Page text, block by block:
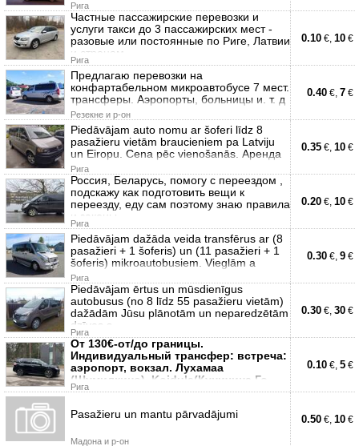
Рига
Частные пассажирские перевозки и
услуги такси до 3 пассажирских мест -
разовые или постоянные по Риге, Латвии
и странам
Рига
0.10 €, 10 €
Предлагаю перевозки на
конфартабельном микроавтобусе 7 мест.
трансферы. Аэропорты, больницы и. т. д
Резекне и р-он
0.40 €, 7 €
Piedāvājam auto nomu ar šoferi līdz 8
pasažieru vietām braucieniem pa Latviju
un Eiropu. Cena pēc vienošanās. Аренда
Рига
0.35 €, 10 €
Россия, Беларусь, помогу с переездом ,
подскажу как подготовить вещи к
переезду, еду сам поэтому знаю правила
и законы,
Рига
0.20 €, 10 €
Piedāvājam dažāda veida transfērus ar (8
pasažieri + 1 šoferis) un (11 pasažieri + 1
šoferis) mikroautobusiem. Vieglām a
Рига
0.30 €, 9 €
Piedāvājam ērtus un mūsdienīgus
autobusus (no 8 līdz 55 pasažieru vietām)
dažādām Jūsu plānotām un neparedzētām
dzīves s
Рига
0.30 €, 30 €
От 130€-oт/до границы.
Индивидуальный трансфер: встреча:
аэропорт, вокзал. Лухамаа
(Шумилкино), Koidula(Куничина Го
Рига
0.10 €, 5 €
Pasažieru un mantu pārvadājumi
Мадона и р-он
0.50 €, 10 €